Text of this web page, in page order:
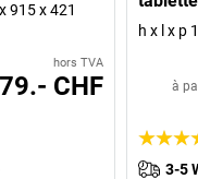
915 x 421
hors TVA
CHF
h x l x p
à
3-5